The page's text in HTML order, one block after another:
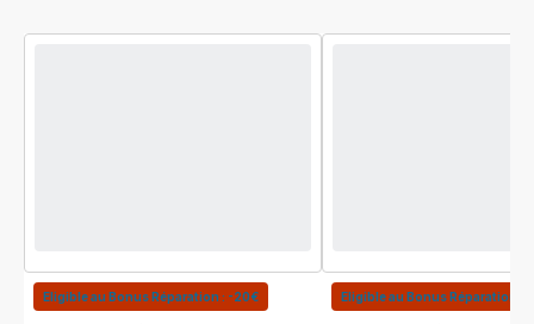
Eligible au Bonus Réparation : -20€ Eligible au Bonus Réparation :